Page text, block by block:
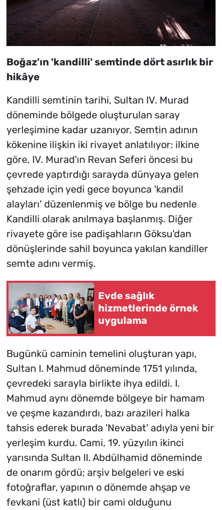
Boğaz'ın 'kandilli' semtinde dört asırlık bir
hikâye
Kandilli semtinin tarihi, Sultan IV. Murad
döneminde bölgede oluşturulan saray
yerleşimine kadar uzanıyor. Semtin adının
kökenine ilişkin iki rivayet anlatılıyor: ilkine
göre, IV. Murad'ın Revan Seferi öncesi bu
çevrede yaptırdığı sarayda dünyaya gelen
şehzade için yedi gece boyunca 'kandil
alayları' düzenlenmiş ve bölge bu nedenle
Kandilli olarak anılmaya başlanmış. Diğer
rivayete göre ise padişahların Göksu'dan
dönüşlerinde sahil boyunca yakılan kandiller
semte adını vermiş.
Evde sağlık
hizmetlerinde örnek
uygulama
Bugünkü caminin temelini oluşturan yapı,
Sultan I. Mahmud döneminde 1751 yılında,
çevredeki sarayla birlikte ihya edildi. I.
Mahmud aynı dönemde bölgeye bir hamam
ve çeşme kazandırdı, bazı arazileri halka
tahsis ederek burada 'Nevabat' adıyla yeni bir
yerleşim kurdu. Cami, 19. yüzyılın ikinci
yarısında Sultan II. Abdülhamid döneminde
de onarım gördü; arşiv belgeleri ve eski
fotoğraflar, yapının o dönemde ahşap ve
fevkani (üst katlı) bir cami olduğunu